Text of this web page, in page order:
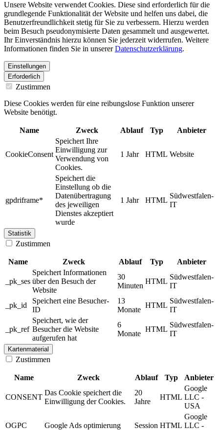
Unsere Website verwendet Cookies. Diese sind erforderlich für die
grundlegende Funktionalität der Website und helfen uns dabei, die
Benutzerfreundlichkeit stetig für Sie zu verbessern. Hierzu werden
beim Besuch pseudonymisierte Daten gesammelt und ausgewertet.
Ihr Einverständnis hierzu können Sie jederzeit widerrufen. Weitere
Informationen finden Sie in unsererDatenschutzerklärung.
Einstellungen
Erforderlich
Zustimmen
Diese Cookies werden für eine reibungslose Funktion unserer
Website benötigt.
Name Zweck Ablauf Typ Anbieter
CookieConsent
Speichert Ihre
Einwilligung zur
Verwendung von
Cookies.
1 Jahr HTML Website
gpdriframe*
Speichert die
Einstellung ob die
Datenübertragung
des jeweiligen
Dienstes akzeptiert
wurde
1 Jahr HTML
Südwestfalen-
IT
Statistik
Zustimmen
Name Zweck Ablauf Typ Anbieter
_pk_ses
Speichert Informationen
über den Besuch der
Website
30
Minuten
HTML
Südwestfalen-
IT
_pk_id
Speichert eine Besucher-
ID
13
Monate
HTML
Südwestfalen-
IT
_pk_ref
Speichert, wie der
Besucher die Website
aufgerufen hat
6
Monate
HTML
Südwestfalen-
IT
Kartenmaterial
Zustimmen
Name Zweck Ablauf Typ Anbieter
CONSENT
Das Cookie speichert die
Einwilligung der Cookies.
20
Jahre
HTML
Google
LLC -
USA
OGPC Google Ads optimierung Session HTML
Google
LLC -